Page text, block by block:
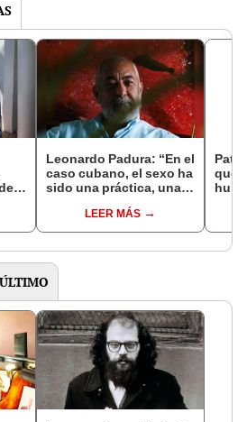
Leonardo Padura: “En el
caso cubano, el sexo ha
sido una práctica, una
la vida cotidiana de las
personas"
LEER MÁS
que